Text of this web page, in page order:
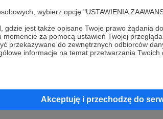
wybierz opcję "USTAWIENIA
gdzie jest także opisane Twoje prawo żądania
za pomocą ustawień Twojej
przekazywane do zewnętrznych odbiorców
informacje na temat przetwarzania Twoich
Akceptuję i przechodzę do
Zobacz profil autora